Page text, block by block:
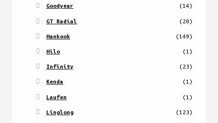
Goodyear (14)
GT Radial (20)
Hankook (149)
Hilo (1)
Infinity (23)
Kenda (1)
Laufen (1)
Linglong (123)